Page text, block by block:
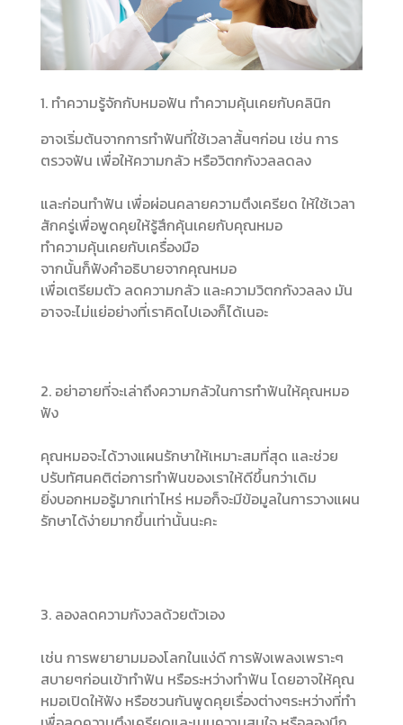
1. ทำความรู้จักกับหมอฟัน ทำความคุ้นเคยกับคลินิก
อาจเริ่มต้นจากการทำฟันที่ใช้เวลาสั้นๆก่อน เช่น การ
ตรวจฟัน เพื่อให้ความกลัว หรือวิตกกังวลลดลง
และก่อนทำฟัน เพื่อผ่อนคลายความตึงเครียด ให้ใช้เวลา
สักครู่เพื่อพูดคุยให้รู้สึกคุ้นเคยกับคุณหมอ
ทำความคุ้นเคยกับเครื่องมือ
จากนั้นก็ฟังคำอธิบายจากคุณหมอ
เพื่อเตรียมตัว ลดความกลัว และความวิตกกังวลลง มัน
อาจจะไม่แย่อย่างที่เราคิดไปเองก็ได้เนอะ
2. อย่าอายที่จะเล่าถึงความกลัวในการทำฟันให้คุณหมอ
ฟัง
คุณหมอจะได้วางแผนรักษาให้เหมาะสมที่สุด และช่วย
ปรับทัศนคติต่อการทำฟันของเราให้ดีขึ้นกว่าเดิม
ยิ่งบอกหมอรู้มากเท่าไหร่ หมอก็จะมีข้อมูลในการวางแผน
รักษาได้ง่ายมากขึ้นเท่านั้นนะคะ
3. ลองลดความกังวลด้วยตัวเอง
เช่น การพยายามมองโลกในแง่ดี การฟังเพลงเพราะๆ
สบายๆก่อนเข้าทำฟัน หรือระหว่างทำฟัน โดยอาจให้คุณ
หมอเปิดให้ฟัง หรือชวนกันพูดคุยเรื่องต่างๆระหว่างที่ทำ